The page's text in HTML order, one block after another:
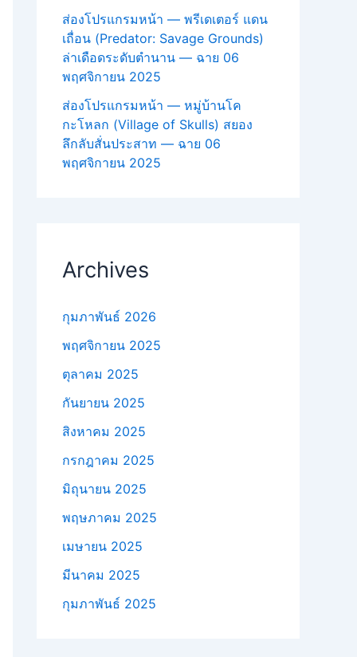
ส่องโปรแกรมหน้า — พรีเดเตอร์ แดน
เถื่อน (Predator: Savage Grounds)
ล่าเดือดระดับตำนาน — ฉาย 06
พฤศจิกายน 2025
ส่องโปรแกรมหน้า — หมู่บ้านโค
กะโหลก (Village of Skulls) สยอง
ลึกลับสั่นประสาท — ฉาย 06
พฤศจิกายน 2025
Archives
กุมภาพันธ์ 2026
พฤศจิกายน 2025
ตุลาคม 2025
กันยายน 2025
สิงหาคม 2025
กรกฎาคม 2025
มิถุนายน 2025
พฤษภาคม 2025
เมษายน 2025
มีนาคม 2025
กุมภาพันธ์ 2025